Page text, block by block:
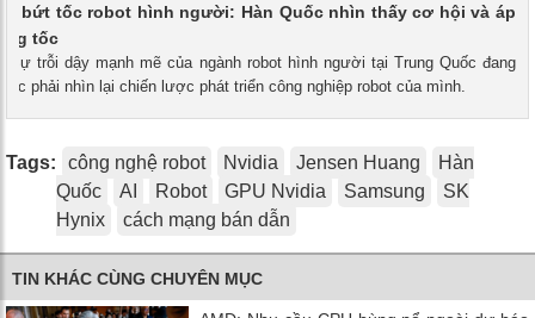
bứt tốc robot hình người: Hàn Quốc nhìn thấy cơ hội và áp
tốc
Sự trỗi dậy mạnh mẽ của ngành robot hình người tại Trung Quốc đang
phải nhìn lại chiến lược phát triển công nghiệp robot của mình.
Tags: công nghệ robot Nvidia Jensen Huang
Hàn
Quốc
AI Robot GPU Nvidia Samsung
SK
Hynix
cách mạng bán dẫn
TIN KHÁC CÙNG CHUYÊN MỤC